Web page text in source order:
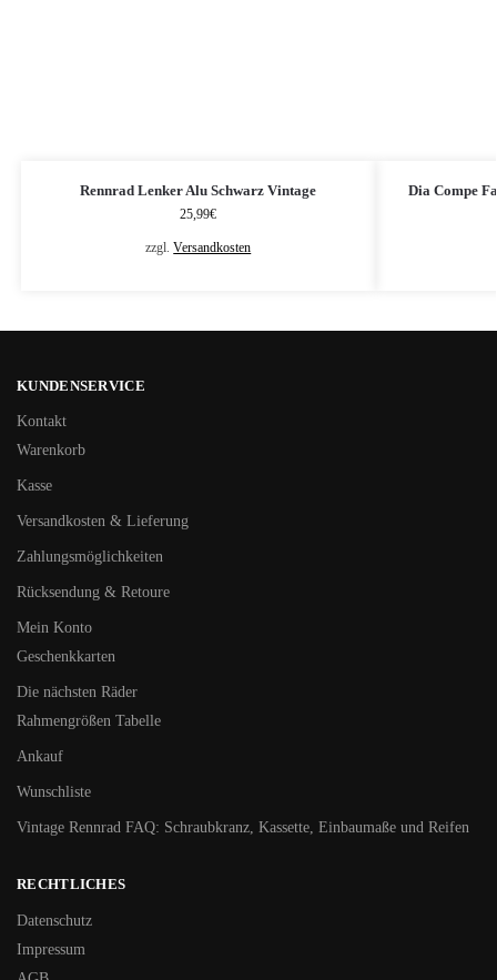
Rennrad Lenker Alu Schwarz Vintage
25,99€
zzgl.Versandkosten
Dia Compe
KUNDENSERVICE
Kontakt
Warenkorb
Kasse
Versandkosten & Lieferung
Zahlungsmöglichkeiten
Rücksendung & Retoure
Mein Konto
Geschenkkarten
Die nächsten Räder
Rahmengrößen Tabelle
Ankauf
Wunschliste
Vintage Rennrad FAQ: Schraubkranz, Kassette, Einbaumaße und Reifen
RECHTLICHES
Datenschutz
Impressum